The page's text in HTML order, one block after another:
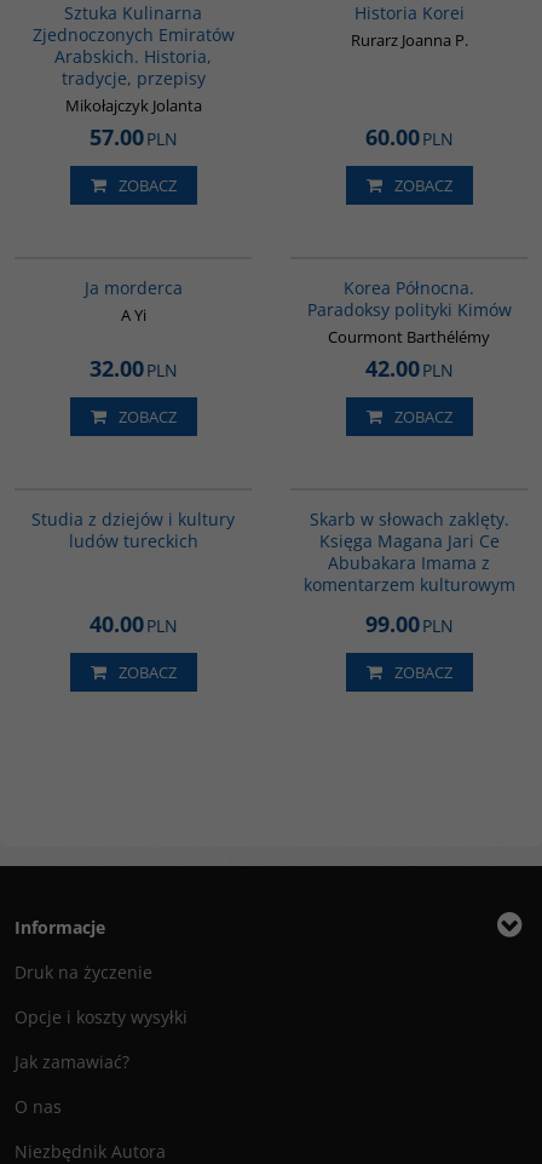
Sztuka Kulinarna
Zjednoczonych Emiratów
Arabskich. Historia,
tradycje, przepisy
Mikołajczyk Jolanta
57.00PLN
ZOBACZ
Historia Korei
Rurarz Joanna P.
60.00PLN
ZOBACZ
Ja morderca
A Yi
32.00PLN
ZOBACZ
Korea Północna.
Paradoksy polityki Kimów
Courmont Barthélémy
42.00PLN
ZOBACZ
Studia z dziejów i kultury
ludów tureckich
40.00PLN
ZOBACZ
Skarb w słowach zaklęty.
Księga Magana Jari Ce
Abubakara Imama z
komentarzem kulturowym
99.00PLN
ZOBACZ
Informacje
Druk na życzenie
Opcje i koszty wysyłki
Jak zamawiać?
O nas
Niezbędnik Autora